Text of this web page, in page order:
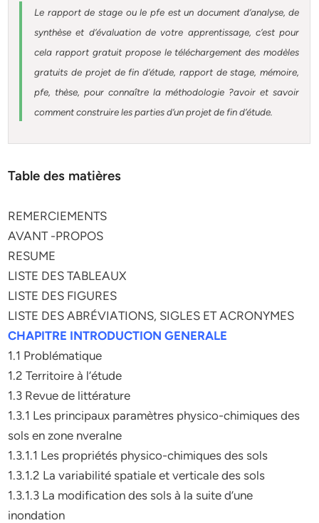
Le rapport de stage ou le pfe est un document d’analyse, de
synthèse et d’évaluation de votre apprentissage, c’est pour
cela rapport gratuit propose le téléchargement des modèles
gratuits de projet de fin d’étude, rapport de stage, mémoire,
pfe, thèse, pour connaître la méthodologie ?avoir et savoir
comment construire les parties d’un projet de fin d’étude
Table des matières
REMERCIEMENTS
AVANT -PROPOS
RESUME
LISTE DES TABLEAUX
LISTE DES FIGURES
LISTE DES ABRÉVIATIONS, SIGLES ET ACRONYMES
CHAPITRE INTRODUCTION GENERALE
1.1 Problématique
1.2 Territoire à l’étude
1.3 Revue de littérature
1.3.1 Les principaux paramètres physico-chimiques des
sols en zone nveralne
1.3.1.1 Les propriétés physico-chimiques des sols
1.3.1.2 La variabilité spatiale et verticale des sols
1.3.1.3 La modification des sols à la suite d’une
inondation